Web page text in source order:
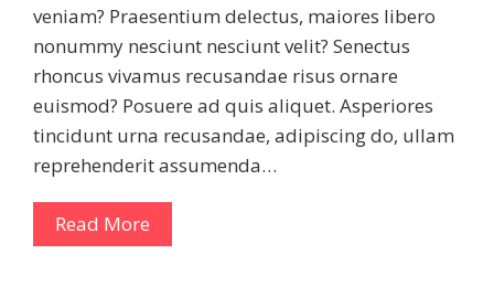
veniam? Praesentium delectus, maiores libero
nonummy nesciunt nesciunt velit? Senectus
rhoncus vivamus recusandae risus ornare
euismod? Posuere ad quis aliquet. Asperiores
tincidunt urna recusandae, adipiscing do, ullam
reprehenderit assumenda…
Read More